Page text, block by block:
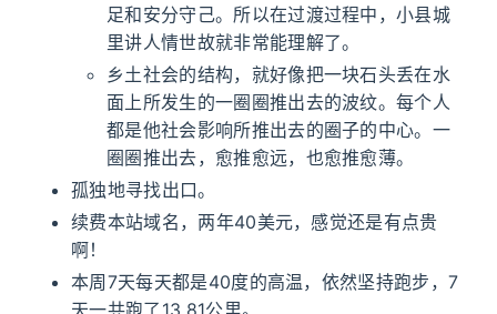
足和安分守己。所以在过渡过程中，小县城
里讲人情世故就非常能理解了。
乡土社会的结构，就好像把一块石头丢在水
面上所发生的一圈圈推出去的波纹。每个人
都是他社会影响所推出去的圈子的中心。一
圈圈推出去，愈推愈远，也愈推愈薄。
孤独地寻找出口。
续费本站域名，两年40美元，感觉还是有点贵
啊！
本周7天每天都是40度的高温，依然坚持跑步，7